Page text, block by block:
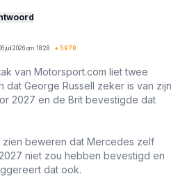
juli 2026 om 18:28 + 5970
van Motorsport.com liet twee
George Russell zeker is van zijn
2027 en de Brit bevestigde dat
zien beweren dat Mercedes zelf
niet zou hebben bevestigd en
dat ook.